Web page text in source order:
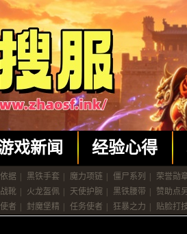
戏新闻 经验心得
据 黑铁手套 魔力项链 僵尸系列
荣誉勋
靴 火龙盔佩 天使护腕 黑铁腰带
赞助点
者 封魔堡精 任务使者 狂暴之力 贴脸打